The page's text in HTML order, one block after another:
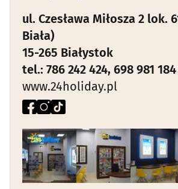
ul. Czesława Miłosza 2 lok.
Biała)
15-265 Białystok
tel.: 786 242 424, 698 981 184
www.24holiday.pl